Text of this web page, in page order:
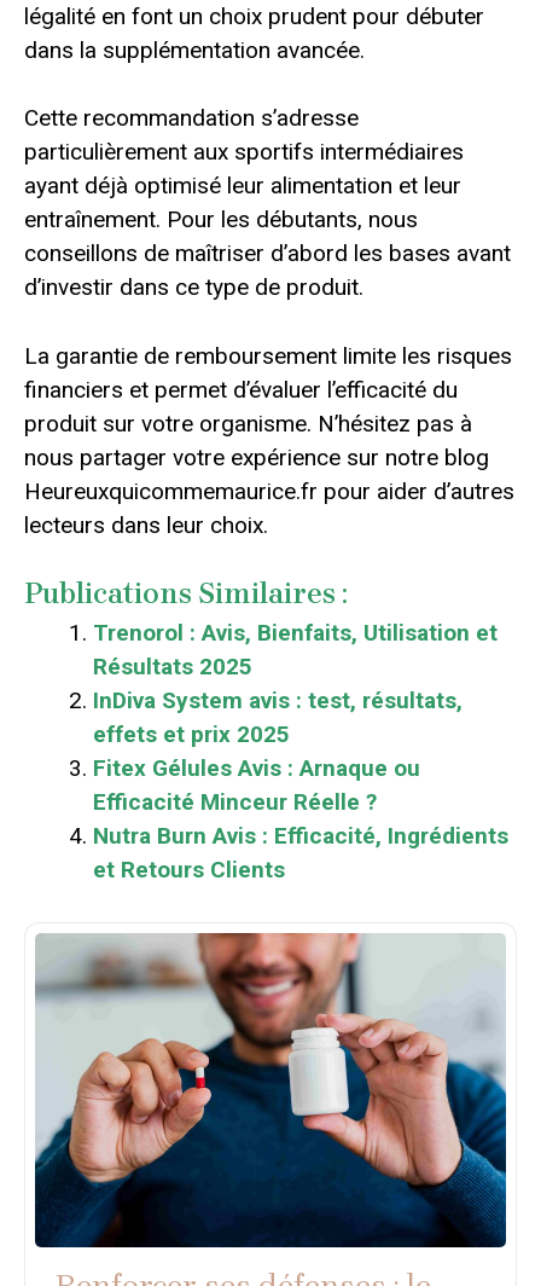
légalité en font un choix prudent pour débuter
dans la supplémentation avancée.
Cette recommandation s’adresse
particulièrement aux sportifs intermédiaires
ayant déjà optimisé leur alimentation et leur
entraînement. Pour les débutants, nous
conseillons de maîtriser d’abord les bases avant
d’investir dans ce type de produit.
La garantie de remboursement limite les risques
financiers et permet d’évaluer l’efficacité du
produit sur votre organisme. N’hésitez pas à
nous partager votre expérience sur notre blog
Heureuxquicommemaurice.fr pour aider d’autres
lecteurs dans leur choix.
Publications Similaires :
Trenorol : Avis, Bienfaits, Utilisation et
Résultats 2025
InDiva System avis : test, résultats,
effets et prix 2025
Fitex Gélules Avis : Arnaque ou
Efficacité Minceur Réelle ?
Nutra Burn Avis : Efficacité, Ingrédients
et Retours Clients